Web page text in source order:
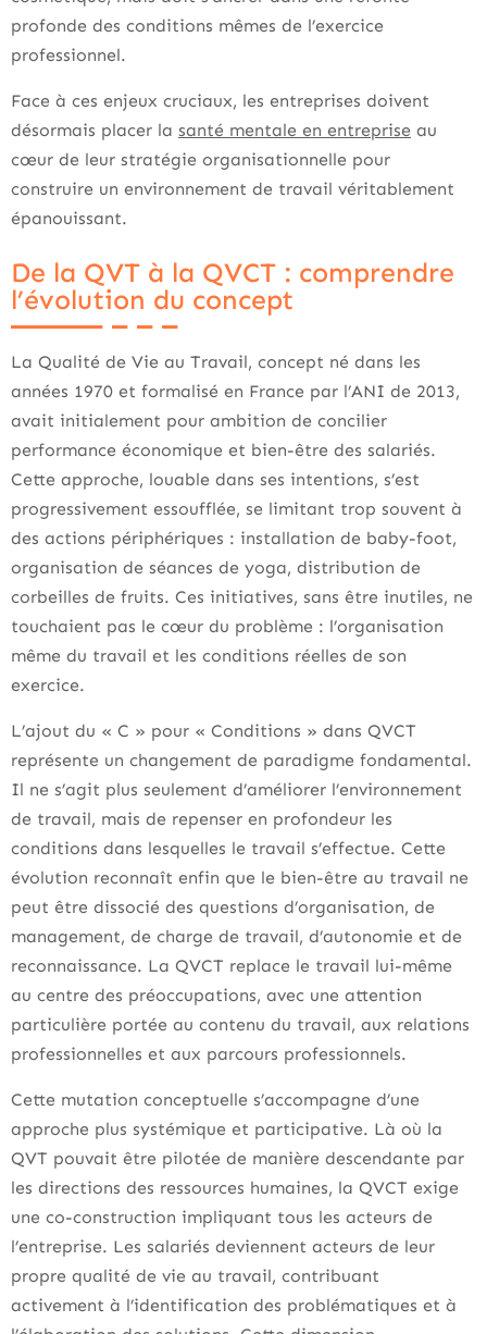
profonde des conditions mêmes de l’exercice
professionnel.
Face à ces enjeux cruciaux, les entreprises doivent
désormais placer la santé mentale en entreprise au
cœur de leur stratégie organisationnelle pour
construire un environnement de travail véritablement
épanouissant.
De la QVT à la QVCT : comprendre
l’évolution du concept
La Qualité de Vie au Travail, concept né dans les
années 1970 et formalisé en France par l’ANI de 2013,
avait initialement pour ambition de concilier
performance économique et bien-être des salariés.
Cette approche, louable dans ses intentions, s’est
progressivement essoufflée, se limitant trop souvent à
des actions périphériques : installation de baby-foot,
organisation de séances de yoga, distribution de
corbeilles de fruits. Ces initiatives, sans être inutiles, ne
touchaient pas le cœur du problème : l’organisation
même du travail et les conditions réelles de son
exercice.
L’ajout du « C » pour « Conditions » dans QVCT
représente un changement de paradigme fondamental.
Il ne s’agit plus seulement d’améliorer l’environnement
de travail, mais de repenser en profondeur les
conditions dans lesquelles le travail s’effectue. Cette
évolution reconnaît enfin que le bien-être au travail ne
peut être dissocié des questions d’organisation, de
management, de charge de travail, d’autonomie et de
reconnaissance. La QVCT replace le travail lui-même
au centre des préoccupations, avec une attention
particulière portée au contenu du travail, aux relations
professionnelles et aux parcours professionnels.
Cette mutation conceptuelle s’accompagne d’une
approche plus systémique et participative. Là où la
QVT pouvait être pilotée de manière descendante par
les directions des ressources humaines, la QVCT exige
une co-construction impliquant tous les acteurs de
l’entreprise. Les salariés deviennent acteurs de leur
propre qualité de vie au travail, contribuant
activement à l’identification des problématiques et à